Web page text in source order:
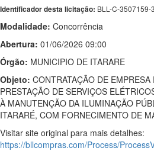
Identificador desta licitação: BLL-C-3507159-
Modalidade: Concorrência
Abertura: 01/06/2026 09:00
Órgão: MUNICIPIO DE ITARARE
Objeto: CONTRATAÇÃO DE EMPRESA
PRESTAÇÃO DE SERVIÇOS
À MANUTENÇÃO DA ILUMINAÇÃO
ITARARÉ, COM FORNECIMENTO DE
Visitar site original para mais detalhes:
https://bllcompras.com/Process/